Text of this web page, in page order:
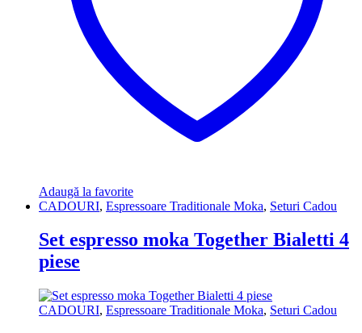
Adaugă la favorite
CADOURI, Espressoare Traditionale Moka, Seturi Cadou
Set espresso moka Together Bialetti 4
piese
CADOURI, Espressoare Traditionale Moka, Seturi Cadou